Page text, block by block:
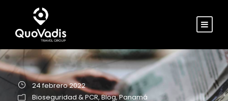
24 febrero 2022
Bioseguridad & PCR,Blog,Panamá